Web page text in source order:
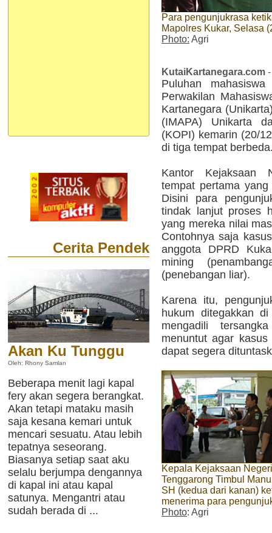
Cerita Pendek
Akan Ku Tunggu
Oleh: Rhony Samlan
Beberapa menit lagi kapal
fery akan segera berangkat.
Akan tetapi mataku masih
saja kesana kemari untuk
mencari sesuatu. Atau lebih
tepatnya seseorang.
Biasanya setiap saat aku
selalu berjumpa dengannya
di kapal ini atau kapal
satunya. Mengantri atau
sudah berada di ...
Para pengunjukrasa
Mapolres Kukar, Selasa
Photo: Agri
KutaiKartanegara.com
Puluhan
Perwakilan
Kartanegara
(IMAPA) Unikarta
(KOPI) kemarin (20/
di tiga tempat
Kantor Kejaksaan
tempat pertama
Disini para
tindak lanjut proses
yang mereka nilai
Contohnya saja
anggota DPRD
mining
(penebangan liar).
Karena itu,
hukum ditegakkan
mengadili
menuntut agar
dapat segera
Kepala Kejaksaan Negeri
Tenggarong Timbul
SH (kedua dari kanan)
menerima para
Photo: Agri